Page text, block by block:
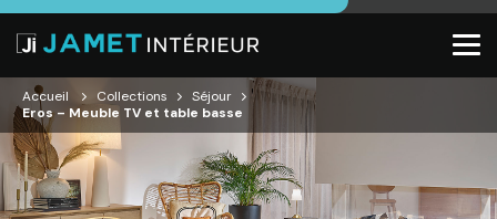
Accueil Collections
Séjour
Eros – Meuble TV et table basse